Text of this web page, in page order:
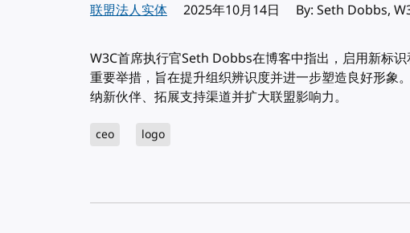
联盟法人实体 发布:
2025年10月14日 By: Seth Dobbs,
W3C首席执行官Seth Dobbs在博客中指出，启用新标
重要举措，旨在提升组织辨识度并进一步塑造良好形象
纳新伙伴、拓展支持渠道并扩大联盟影响力。
ceo logo